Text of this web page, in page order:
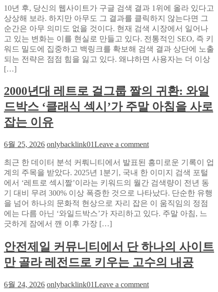
확
인
해
야
할
AI
응
등
장
확
이
솔
루
션
으
로
실
시
간
레
테
스
트
한
후
기
신
의
SEO
전
략
은
낡
았
다:
로
검
색
의
미
래
를
선
라
10년 후, 당신의 웹사이트가 구글 검색 결과 1위에 올라 있다고
상상해 보라. 하지만 아무도 그 결과를 클릭하지 않는다면 그
순간은 아무 의미도 없을 것이다. 현재 검색 시장에서 일어나
고 있는 변화는 이를 현실로 만들고 있다. 전통적인 SEO, 즉 키
워드 밀도에 집중하고 백링크를 확보해 검색 결과 상단에 노출
되는 전략은 점점 힘을 잃고 있다. 왜냐하면 사용자는 더 이상
[…]
2000년대 레트로 걸그룹 짤의 귀환: 와일
드박스 ‘클래식 섹시’가 주말 아침을 사로
잡는 이유
6월 25, 2026 onlybacklink01Leave a commenton
년
대
레
트
로
걸
짤
의
귀
와
최근 한 데이터 분석 커뤄니티에서 발표된 흥미로운 기록이 업
계의 주목을 받았다. 2025년 1분기, 국내 한 이미지 검색 포털
에서 ‘레트로 섹시짤’이라는 키워드의 월간 검색량이 전년 동
기 대비 무려 300% 이상 폭증한 것으로 나타났다. 단순한 유행
을 넘어 하나의 문화적 현상으로 자리 잡은 이 움직임의 정점
에는 다름 아닌 ‘와일드박스’가 자리하고 있다. 주말 아침, 느
긋하게 잠에서 깬 이후 가장 […]
안전제일 커뮤니티에서 단 하나의 사이트
만 골라 레전드로 키우는 고수의 내공
6월 24, 2026 onlybacklink01Leave a commenton